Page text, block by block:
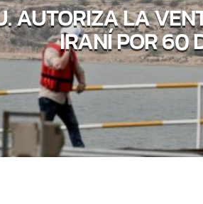
AUTORIZA LA
IRANÍ POR 60